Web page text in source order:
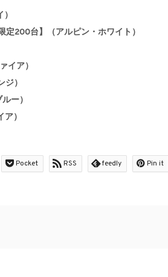
定200台】（アルピン・ホワイト）
イア）
）
ー）
）
Pocket RSS feedly Pin it